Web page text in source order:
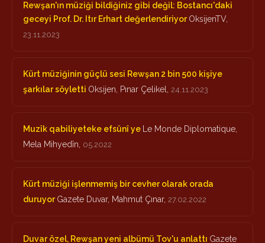
Rewşan'ın müziği bildiğiniz gibi değil: Bostancı'daki
geceyi Prof. Dr. Itır Erhart değerlendiriyorOksijenTV,
23.11.2023
Kürt müziğinin güçlü sesi Rewşan 2 bin 500 kişiye
şarkılar söyletti Oksijen, Pınar Çelikel, 24.11.2023
Muzîk qabiliyeteke efsûnî ye Le Monde Diplomatique,
Mela Mihyedîn, 05.2022
Kürt müziği işlenmemiş bir cevher olarak orada
duruyorGazete Duvar, Mahmut Çınar, 27.02.2022
Duvar özel, Rewşan yeni albümü Tov'u anlattı Gazete